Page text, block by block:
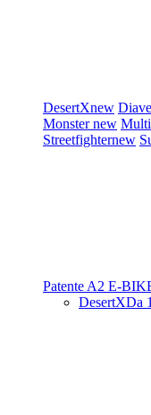
DesertXnew
Monsternew
Streetfighternew
Patente A2 E-
DesertXDa